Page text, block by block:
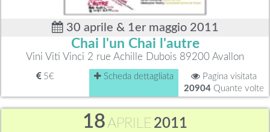
30 aprile & 1er maggio 2011
Chai l'un Chai l'autre
Vini Viti Vinci 2 rue Achille Dubois 89200 Avallon
5€ Scheda dettagliata
Pagina visitata
20904Quante volte
18APRILE 2011